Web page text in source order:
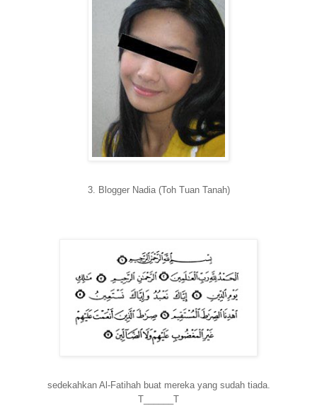
3. Blogger Nadia (Toh Tuan Tanah)
sedekahkan Al-Fatihah buat mereka yang sudah tiada.
T______T